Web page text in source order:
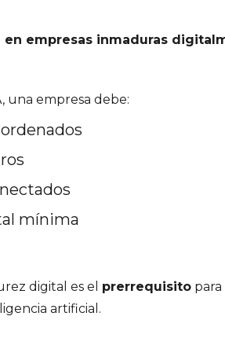
en empresas inmaduras
una empresa debe:
mínima
digital es el prerrequisito para
artificial.